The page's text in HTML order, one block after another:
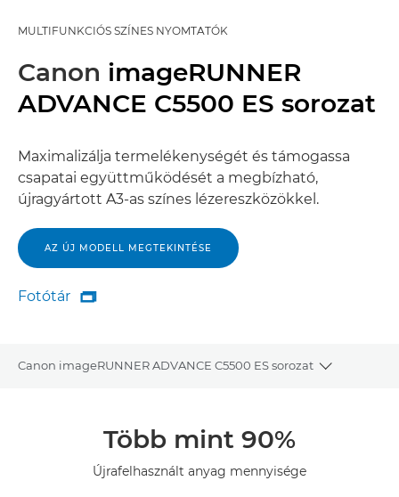
MULTIFUNKCIÓS SZÍNES NYOMTATÓK
Canon imageRUNNER
ADVANCE C5500 ES sorozat
Maximalizálja termelékenységét és támogassa
csapatai együttműködését a megbízható,
újragyártott A3-as színes lézereszközökkel.
AZ ÚJ MODELL MEGTEKINTÉSE
Fotótár
Fotótár

Canon imageRUNNER ADVANCE C5500 ES sorozat
Toggle
Több mint 90%
Újrafelhasznált anyag mennyisége